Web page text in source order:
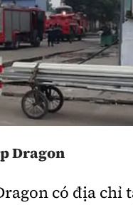
Bình luận
trường sao
độ thể thao
Khám phá
giao thông
Dragon
có địa chỉ